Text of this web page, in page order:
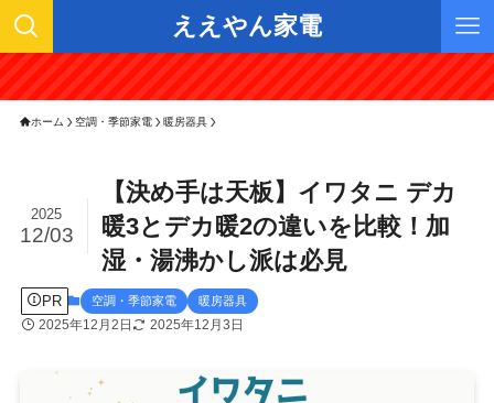
ええやん家電
ホーム 空調・季節家電 暖房器具
【決め手は天板】イワタニ デカ
暖3とデカ暖2の違いを比較！加
湿・湯沸かし派は必見
2025
12/03
PR 空調・季節家電 暖房器具
2025年12月2日 2025年12月3日